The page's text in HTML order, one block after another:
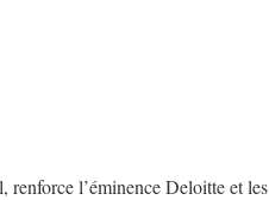
l’éminence Deloitte et les